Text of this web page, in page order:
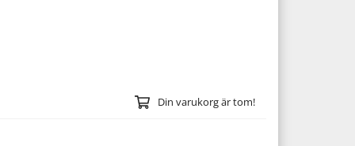
Din varukorg är tom!